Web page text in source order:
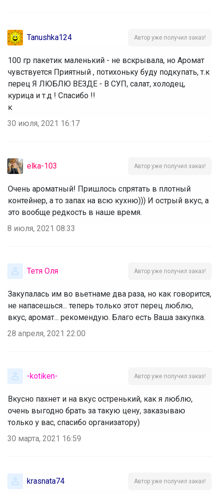
Tanushka124 Автор уже получил заказ!
100 гр пакетик маленький - не вскрывала, но Аромат
чувствуется Приятный , потихоньку буду подкупать, т.к
перец Я ЛЮБЛЮ ВЕЗДЕ - В СУП, салат, холодец,
курица и т.д ! Спасибо !!
к
30 июля, 2021 16:17
elka-103 Автор уже получил заказ!
Очень ароматный! Пришлось спрятать в плотный
контейнер, а то запах на всю кухню))) И острый вкус, а
это вообще редкость в наше время.
8 июля, 2021 08:33
Тетя Оля Автор уже получил заказ!
Закупалась им во вьетнаме два раза, но как говорится,
не напасешься... теперь только этот перец люблю,
вкус, аромат... рекомендую. Благо есть Ваша закупка.
28 апреля, 2021 22:00
-kotiken- Автор уже получил заказ!
Вкусно пахнет и на вкус остренький, как я люблю,
очень выгодно брать за такую цену, заказываю
только у вас, спасибо организатору)
30 марта, 2021 16:59
krasnata74 Автор уже получил заказ!